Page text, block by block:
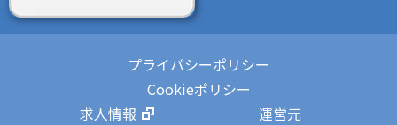
プライバシーポリシー
Cookieポリシー
求人情報
運営元